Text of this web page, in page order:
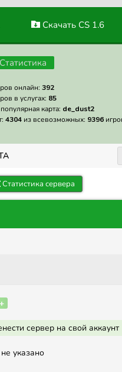
Скачать CS 1.6
Статистика
онлайн: 392
в услугах: 85
карта: de_dust2
4304 из всевозможных: 9396
Статистика сервера
+
сервер на свой аккаунт
не указано